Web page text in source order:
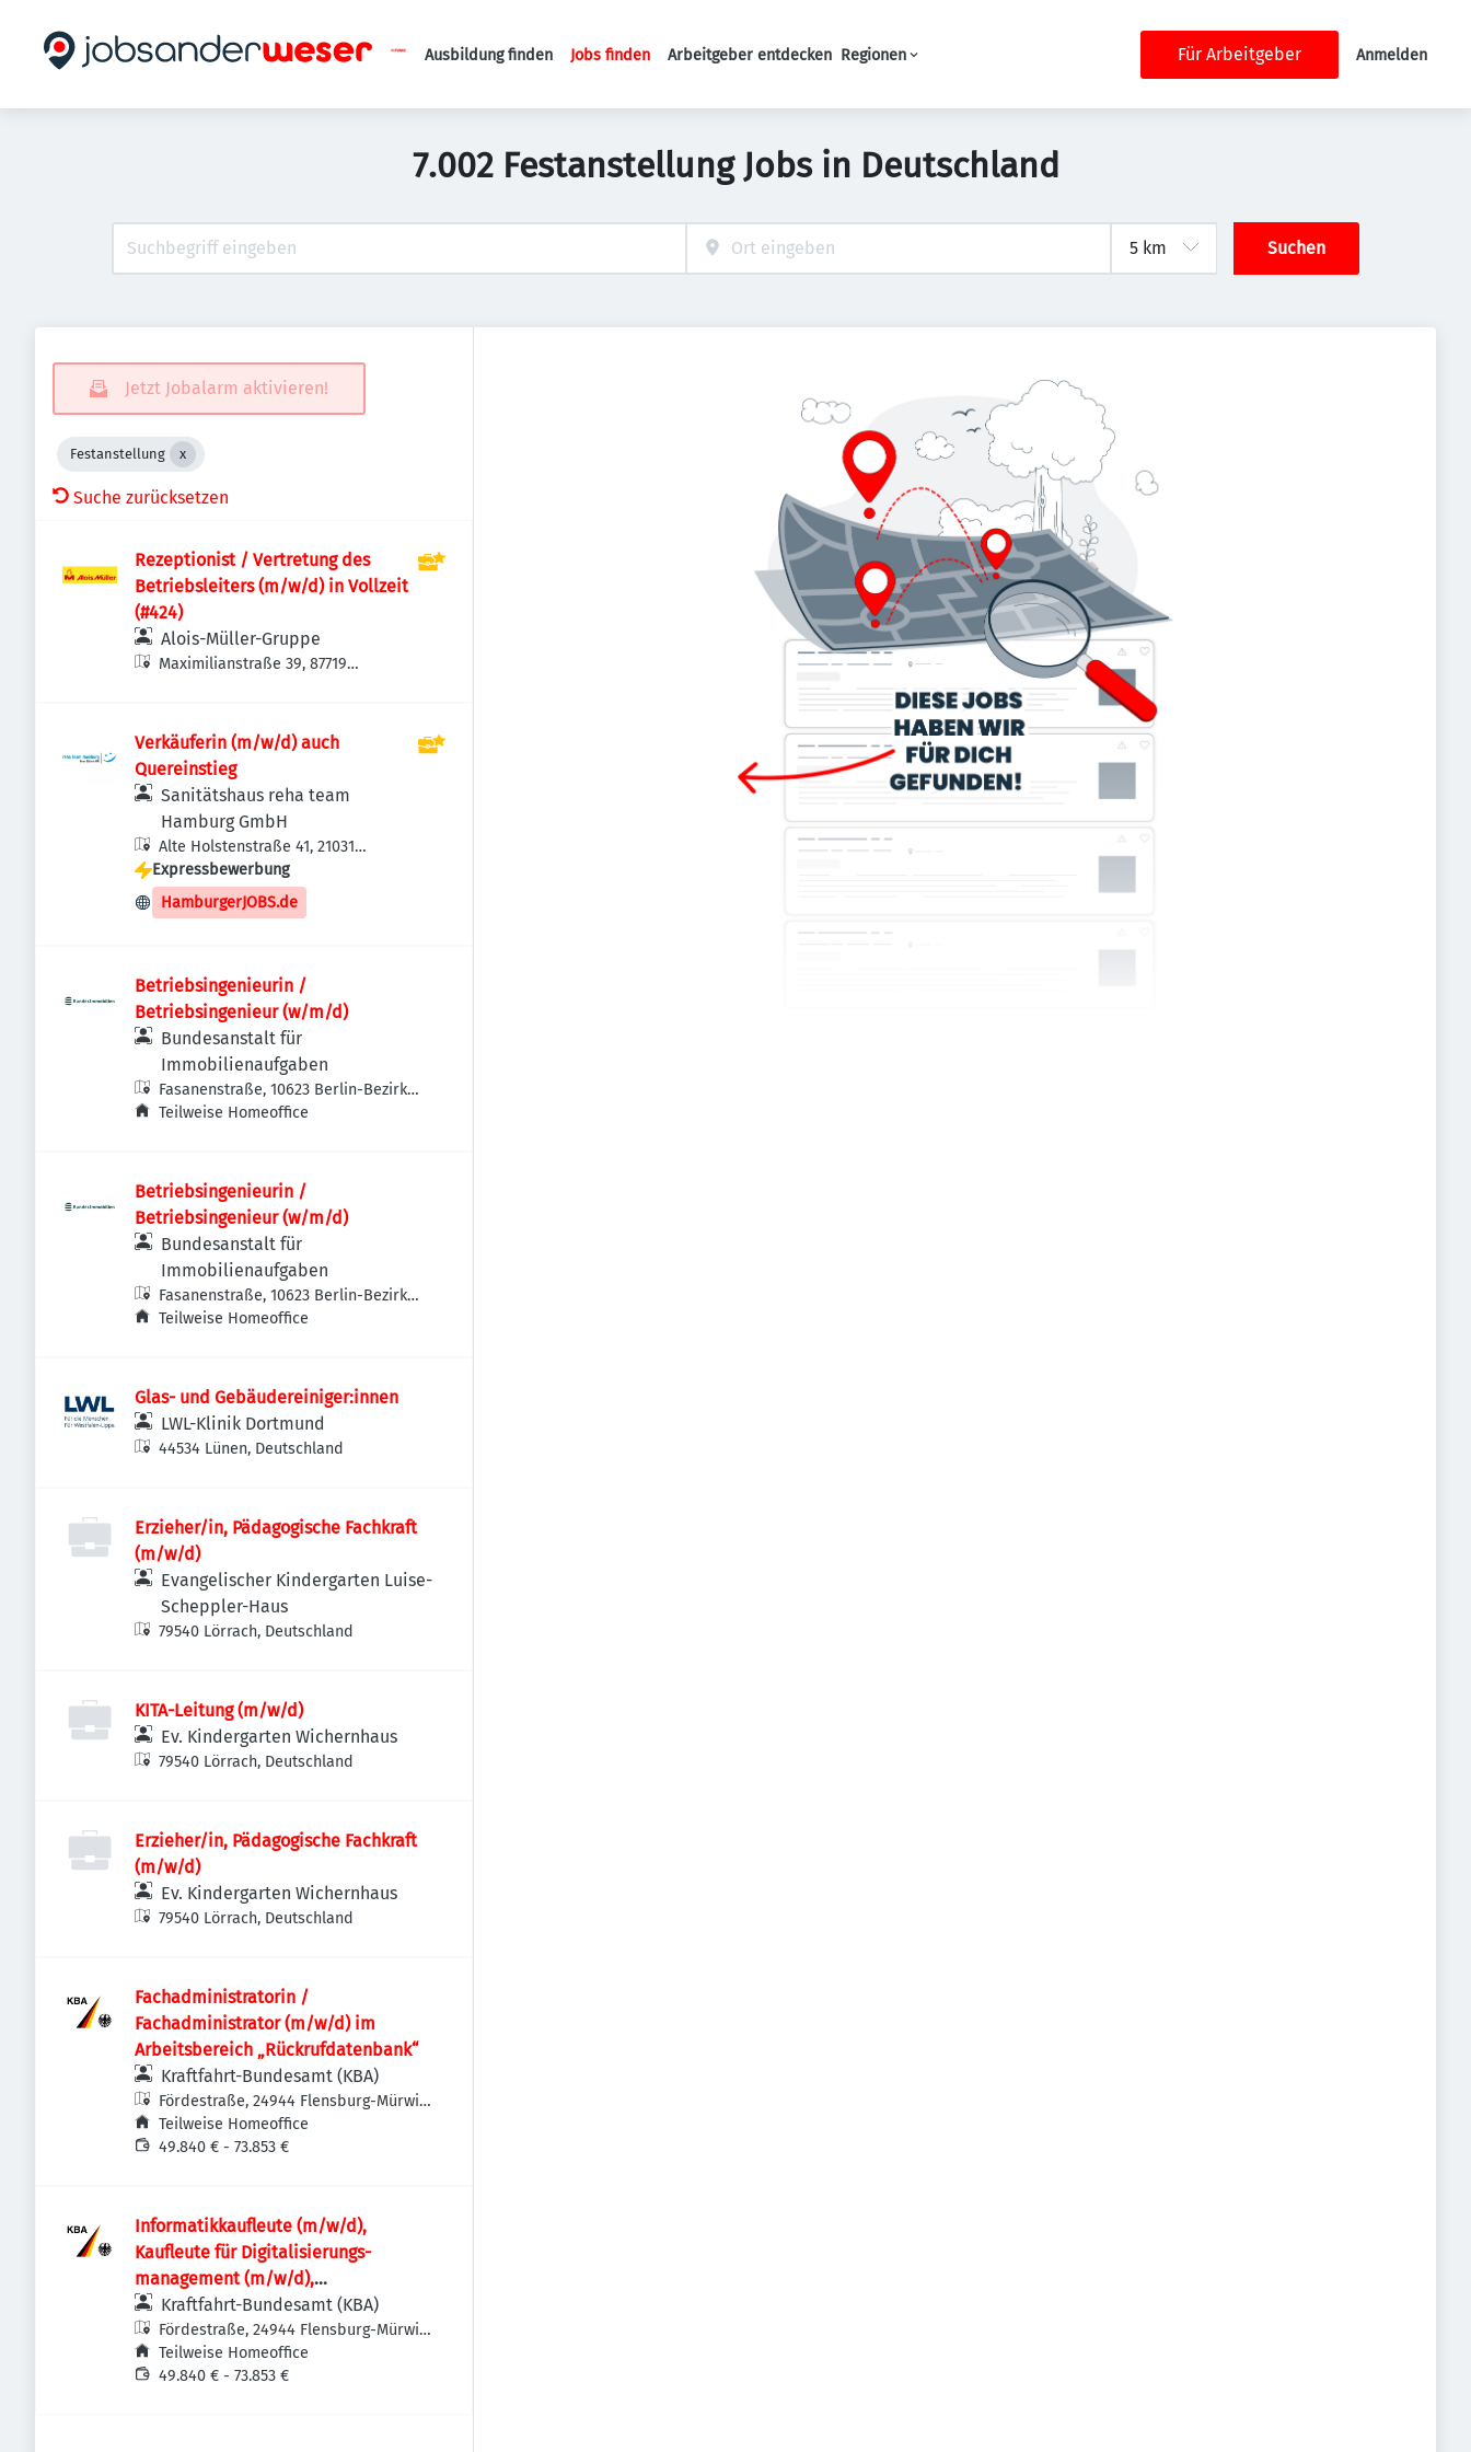
Haupt-Navigation
Ausbildung finden Jobs finden Arbeitgeber entdecken Regionen Für Arbeitgeber Anmelden
7.002 Festanstellung Jobs in Deutschland
Suchen
Jetzt Jobalarm aktivieren!
Festanstellung
Suche zurücksetzen
Rezeptionist / Vertretung des
Betriebsleiters (m/w/d) in Vollzeit
(#424)
Alois-Müller-Gruppe
Maximilianstraße 39, 87719
Verkäuferin (m/w/d) auch
Quereinstieg
Sanitätshaus reha team
Hamburg GmbH
Alte Holstenstraße 41, 21031
Hamburg, Deutschland
Expressbewerbung
HamburgerJOBS.de
Betriebsingenieurin /
Betriebsingenieur (w/m/d)
Bundesanstalt für
Immobilienaufgaben
Fasanenstraße, 10623 Berlin-Bezirk
Charlottenburg-Wilmersdorf,
Teilweise Homeoffice
Betriebsingenieurin /
Betriebsingenieur (w/m/d)
Bundesanstalt für
Immobilienaufgaben
Fasanenstraße, 10623 Berlin-Bezirk
Charlottenburg-Wilmersdorf,
Teilweise Homeoffice
Glas- und Gebäudereiniger:innen
LWL-Klinik Dortmund
44534 Lünen, Deutschland
Erzieher/in, Pädagogische Fachkraft
(m/w/d)
Evangelischer Kindergarten Luise-
Scheppler-Haus
79540 Lörrach, Deutschland
KITA-Leitung (m/w/d)
Ev. Kindergarten Wichernhaus
79540 Lörrach, Deutschland
Erzieher/in, Pädagogische Fachkraft
(m/w/d)
Ev. Kindergarten Wichernhaus
79540 Lörrach, Deutschland
Fachadministratorin /
Fachadministrator (m/w/d) im
Arbeitsbereich „Rückrufdatenbank“
Kraftfahrt-Bundesamt (KBA)
Fördestraße, 24944 Flensburg-Mürwik,
Deutschland
Teilweise Homeoffice
49.840 € - 73.853 €
Informatik­kaufleute (m/w/d),
Kaufleute für Digitalisierungs­
management (m/w/d),
Fachinformatikerinnen /
Fachinformatiker (m/w/d) oder
vergleichbare IT-Ausbildung für den IT-
Leitstand im Rechenzentrum
Kraftfahrt-Bundesamt (KBA)
Fördestraße, 24944 Flensburg-Mürwik,
Deutschland
Teilweise Homeoffice
49.840 € - 73.853 €